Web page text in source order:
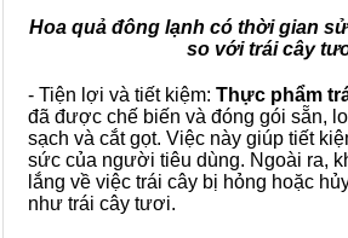
Hoa quả đông lạnh có thời gian
so với trái cây
- Tiện lợi và tiết kiệm: Thực phẩm
đã được chế biến và đóng gói sẵn,
sạch và cắt gọt. Việc này giúp tiết
sức của người tiêu dùng. Ngoài ra,
lắng về việc trái cây bị hỏng hoặc
như trái cây tươi.